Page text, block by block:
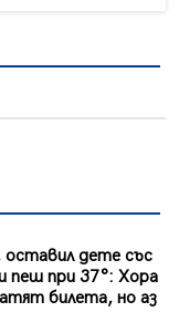
дете със
пеш при 37°: Хора
билета, но аз